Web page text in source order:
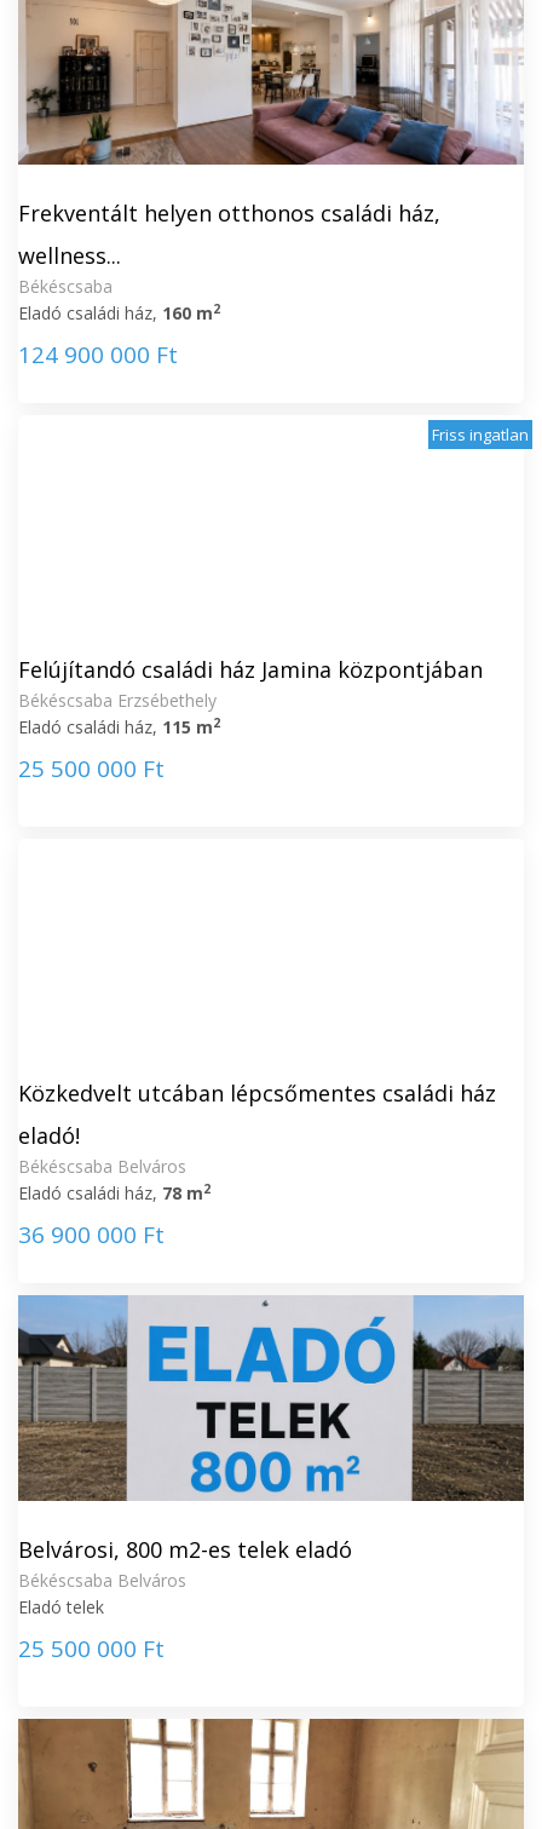
Frekventált helyen otthonos családi ház,
wellness...
Békéscsaba
Eladó családi ház, 160 m2
124 900 000 Ft
Friss ingatlan
Felújítandó családi ház Jamina központjában
Békéscsaba Erzsébethely
Eladó családi ház, 115 m2
25 500 000 Ft
Közkedvelt utcában lépcsőmentes családi ház
eladó!
Békéscsaba Belváros
Eladó családi ház, 78 m2
36 900 000 Ft
Belvárosi, 800 m2-es telek eladó
Békéscsaba Belváros
Eladó telek
25 500 000 Ft